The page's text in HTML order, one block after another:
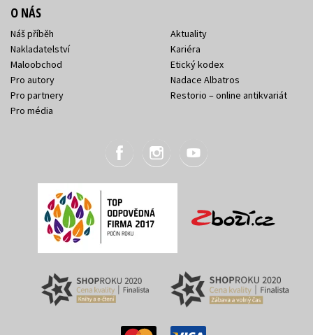
O NÁS
Náš příběh
Nakladatelství
Maloobchod
Pro autory
Pro partnery
Pro média
Aktuality
Kariéra
Etický kodex
Nadace Albatros
Restorio – online antikvariát